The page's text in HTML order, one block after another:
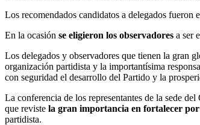
Los recomendados candidatos a delegados
En la ocasión se eligieron los observadores a ser
Los delegados y observadores que tienen la gran
organización partidista y la importantísima
con seguridad el desarrollo del Partido y la
La conferencia de los representantes de la sede
que reviste la gran importancia en fortalecer
partidista.